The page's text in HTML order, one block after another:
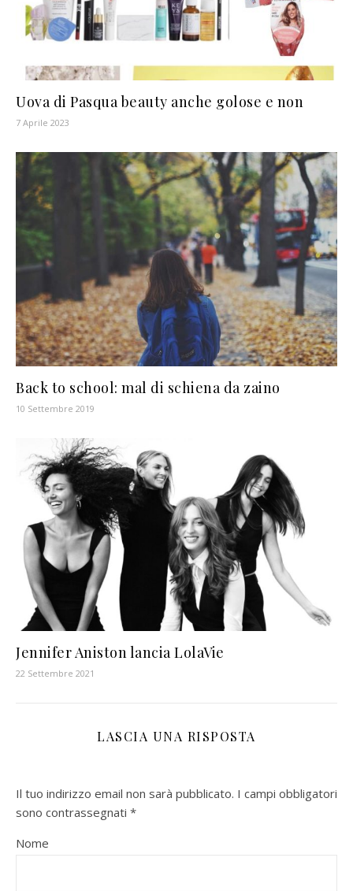
Uova di Pasqua beauty anche golose e non
7 Aprile 2023
Back to school: mal di schiena da zaino
10 Settembre 2019
Jennifer Aniston lancia LolaVie
22 Settembre 2021
LASCIA UNA RISPOSTA
Il tuo indirizzo email non sarà pubblicato. I campi obbligatori
sono contrassegnati *
Nome